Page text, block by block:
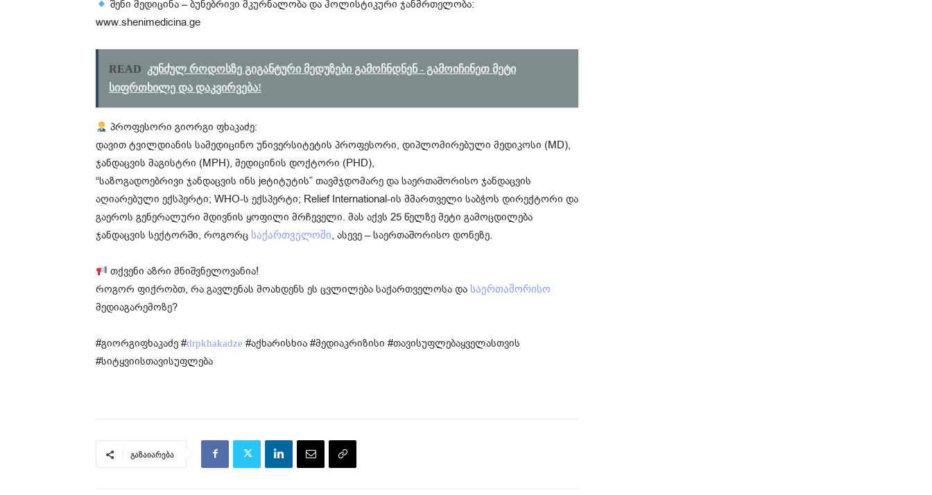
შენი მედიცინა – ბუნებრივი მკურნალობა და ჰოლისტიკური ჯანმრთელობა:
www.shenimedicina.ge
READ კუნძულ როდოსზე გიგანტური მედუზები გამოჩნდნენ - გამოიჩინეთ მეტი
სიფრთხილე და დაკვირვება!
პროფესორი გიორგი ფხაკაძე:
დავით ტვილდიანის სამედიცინო უნივერსიტეტის პროფესორი, დიპლომირებული მედიკოსი (MD),
ჯანდაცვის მაგისტრი (MPH), მედიცინის დოქტორი (PHD),
“საზოგადოებრივი ჯანდაცვის ინს jeტიტუტის” თავმჯდომარე და საერთაშორისო ჯანდაცვის
აღიარებული ექსპერტი; WHO-ს ექსპერტი; Relief International-ის მმართველი საბჭოს დირექტორი და
გაეროს გენერალური მდივნის ყოფილი მრჩეველი. მას აქვს 25 წელზე მეტი გამოცდილება
ჯანდაცვის სექტორში, როგორც საქართველოში, ასევე – საერთაშორისო დონეზე.
თქვენი აზრი მნიშვნელოვანია!
როგორ ფიქრობთ, რა გავლენას მოახდენს ეს ცვლილება საქართველოსა და საერთაშორისო
მედიაგარემოზე?
#გიორგიფხაკაძე #drpkhakadze #აქხარისხია #მედიაკრიზისი #თავისუფლებაყველასთვის
#სიტყვიისთავისუფლება
გაზაიარება